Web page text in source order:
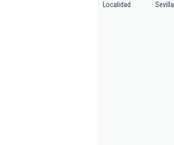
Localidad Sevilla